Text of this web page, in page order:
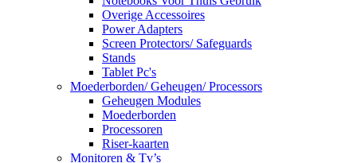
Overige Accessoires
Power Adapters
Screen Protectors/ Safeguards
Stands
Tablet Pc's
Moederborden/ Geheugen/ Processors
Geheugen Modules
Moederborden
Processoren
Riser-kaarten
Monitoren & Tv’s